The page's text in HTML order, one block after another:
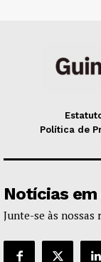
Política de
Notícias
Junte-se às nossas